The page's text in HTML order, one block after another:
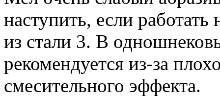
наступить, если
из стали 3. В
рекомендуется из-за
смесительного эффекта.